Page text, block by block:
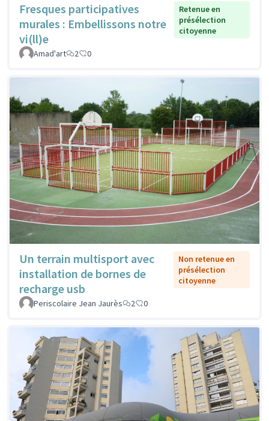
Fresques participatives
murales : Embellissons notre
vi(ll)e
Retenue en
présélection
citoyenne
Amad'art 2 0
Un terrain multisport avec
installation de bornes de
recharge usb
Non retenue en
présélection
citoyenne
Periscolaire Jean Jaurès 2 0